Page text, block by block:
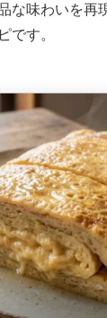
な味わいを再
です。